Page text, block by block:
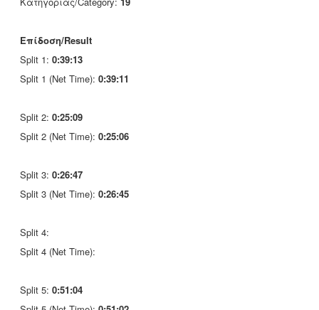
Επίδοση/Result
Split 1: 0:39:13
Split 1 (Net Time): 0:39:11
Split 2: 0:25:09
Split 2 (Net Time): 0:25:06
Split 3: 0:26:47
Split 3 (Net Time): 0:26:45
Split 4:
Split 4 (Net Time):
Split 5: 0:51:04